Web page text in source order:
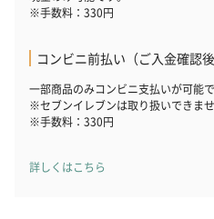
※手数料：330円
コンビニ前払い（ご入金確認後
一部商品のみコンビニ支払いが可能で
※セブンイレブンは取り扱いできませ
※手数料：330円
詳しくはこちら